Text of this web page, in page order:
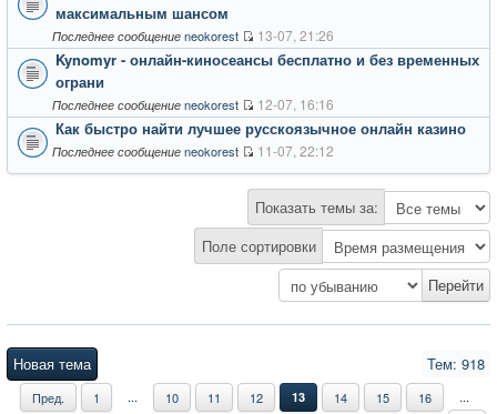
максимальным шансом
Последнее сообщение neokorest 13-07, 21:26
Kynomyr - онлайн-киносеансы бесплатно и без временных
ограни
Последнее сообщение neokorest 12-07, 16:16
Как быстро найти лучшее русскоязычное онлайн казино
Последнее сообщение neokorest 11-07, 22:12
Показать темы за:
Поле сортировки
Новая тема Тем: 918
Пред. 1 ... 10 11 12 13 14 15 16
...